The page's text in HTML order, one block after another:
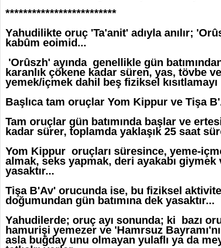
*************************
Yahudilikte oruç 'Ta'anit' adıyla anılır;
kabûm eoimid...
'Orûszh' ayında genellikle gün
karanlık çökene kadar süren, yas, tövbe
yemek/içmek dahil beş fiziksel
Başlıca tam oruçlar Yom Kippur ve Tişa
Tam oruçlar gün batımında başlar ve
kadar sürer, toplamda yaklaşık 25 saat
Yom Kippur oruçları süresince, yeme-
almak, seks yapmak, deri ayakabı giymek
yasaktır...
Tişa B'Av' orucunda ise, bu fiziksel
doğumundan gün batımına dek yasaktır...
Yahudilerde; oruç ayı sonunda; ki bazı
hamurişi yemezer ve 'Hamrsuz
asla buğday unu olmayan yulaflı ya da